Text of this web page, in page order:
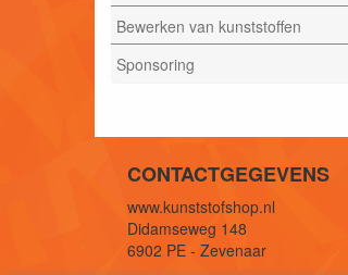
Bewerken van kunststoffen
Sponsoring
CONTACTGEGEVENS
www.kunststofshop.nl
Didamseweg 148
6902 PE - Zevenaar